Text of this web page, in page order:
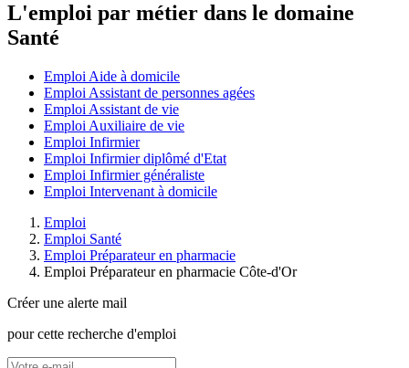
L'emploi par métier dans le domaine
Santé
Emploi Aide à domicile
Emploi Assistant de personnes agées
Emploi Assistant de vie
Emploi Auxiliaire de vie
Emploi Infirmier
Emploi Infirmier diplômé d'Etat
Emploi Infirmier généraliste
Emploi Intervenant à domicile
Emploi
Emploi Santé
Emploi Préparateur en pharmacie
Emploi Préparateur en pharmacie Côte-d'Or
Créer une alerte mail
pour cette recherche d'emploi